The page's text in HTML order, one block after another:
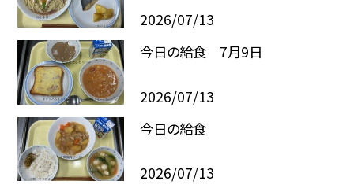
2026/07/13
今日の給食 7月9日
2026/07/13
今日の給食
2026/07/13